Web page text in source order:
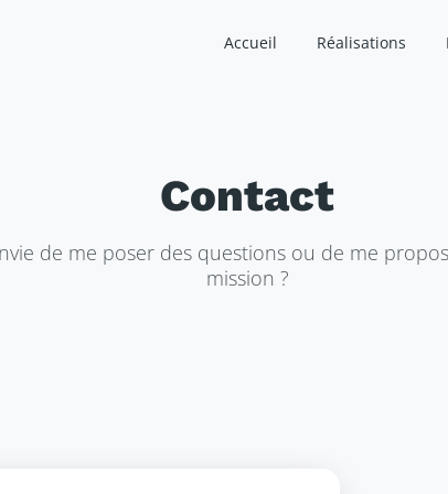
Accueil Réalisations
Contact
de me poser des questions ou de me
mission ?